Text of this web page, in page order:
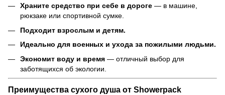
Храните средство при себе в дороге — в машине,
рюкзаке или спортивной сумке.
Подходит взрослым и детям.
Идеально для военных и ухода за пожилыми людьми.
Экономит воду и время — отличный выбор для
заботящихся об экологии.
Преимущества сухого душа от Showerpack